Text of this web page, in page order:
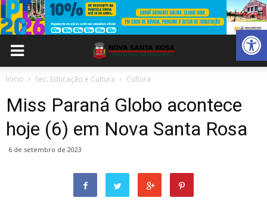
Abrir
Inicio Sec. Educação e Cultura Cultura
Miss Paraná Globo acontece
hoje (6) em Nova Santa Rosa
6 de setembro de 2023